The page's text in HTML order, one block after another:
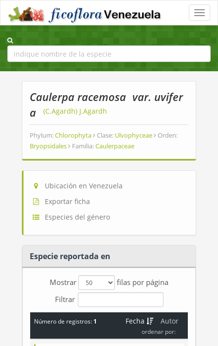
Toggle
Caulerpa racemosa var. uvifer
a
(C.Agardh) J.Agardh
Phylum:Chlorophyta Clase: Ulvophyceae
Orden:
Bryopsidales
Familia:Caulerpaceae
Ubicación en Venezuela
Exportar ficha
Especies del género
Especie reportada en
Mostrar
filas por página
Filtrar
Número de registros: 1 Autor
Fecha
ordenar por: